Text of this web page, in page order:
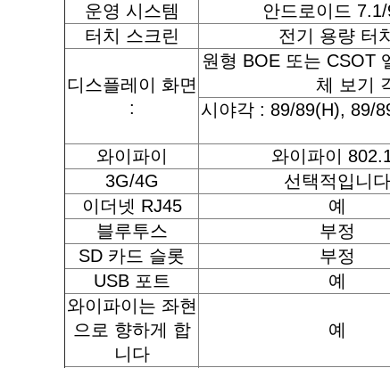
운영 시스템
안드로이드
터치 스크린
전기 용량 터치
디스플레이 화면
:
원형 BOE 또는 CSOT
체 보기
시야각 : 89/89(H), 89/
와이파이
와이파이
3G/4G
선택적입니다
이더넷 RJ45
예
블루투스
부정
SD 카드 슬롯
부정
USB 포트
예
와이파이는 좌현
으로 향하게 합
니다
예